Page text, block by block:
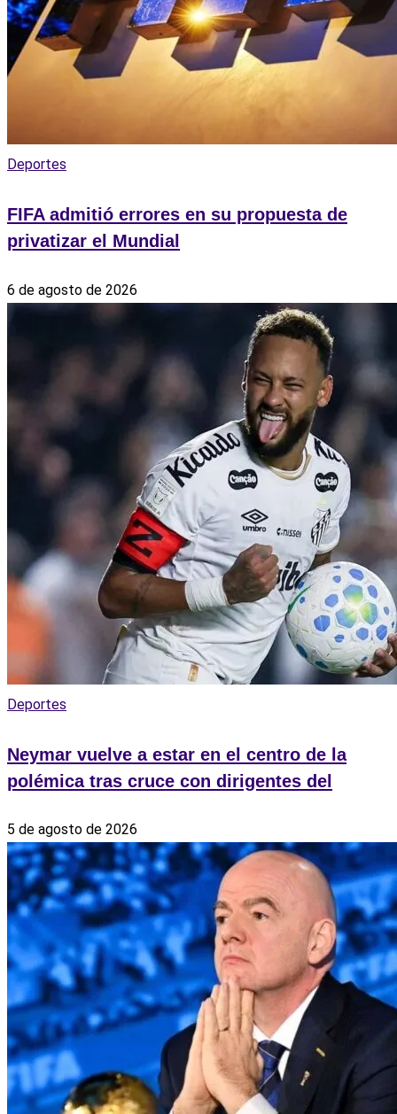
Deportes
FIFA admitió errores en su propuesta de
privatizar el Mundial
6 de agosto de 2026
Deportes
Neymar vuelve a estar en el centro de la
polémica tras cruce con dirigentes del
5 de agosto de 2026